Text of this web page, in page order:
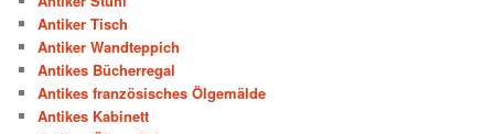
Antiker Tisch
Antiker Wandteppich
Antikes Bücherregal
Antikes französisches Ölgemälde
Antikes Kabinett